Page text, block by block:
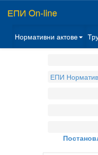
ЕПИ On-line
Нормативни актове
ЕПИ